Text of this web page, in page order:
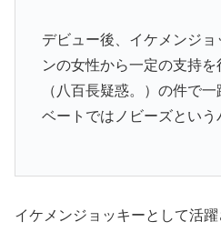
デビュー後、イケメンジ
ンの女性から一定の支持
（八百長疑惑。）の件で
ベートではノビーズという
イケメンジョッキーとして活